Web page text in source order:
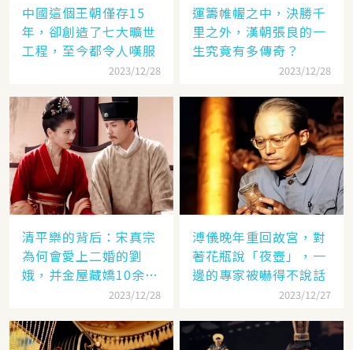
中國這個王朝僅存15
年，卻創造了七大曠世
工程，至今都令人嘆服
2023/12/28
運籌帷幄之中，決勝千
里之外，漢朝張良的一
生究竟有多傳奇？
2023/12/28
清平樂的背后：宋真宗
為何會愛上二婚的劉
娥，并金屋藏嬌10余
2023/12/28
溥儀晚年重回故宮，對
著花瓶說「夜壺」，一
邊的專家被嚇得不說話
2023/12/27